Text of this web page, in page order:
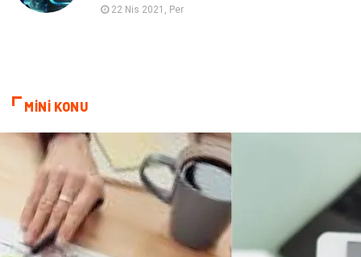
22 Nis 2021, Per
MİNİ KONU